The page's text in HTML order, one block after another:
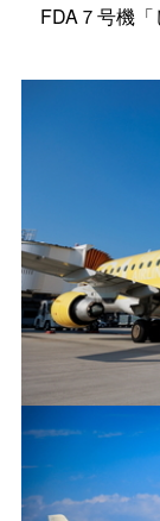
FDA７号機「